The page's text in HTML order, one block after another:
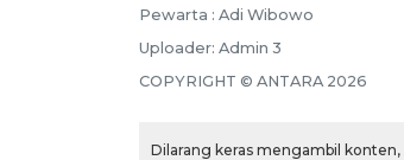
Pewarta : Adi Wibowo
Uploader: Admin 3
COPYRIGHT © ANTARA 2026
Dilarang keras mengambil